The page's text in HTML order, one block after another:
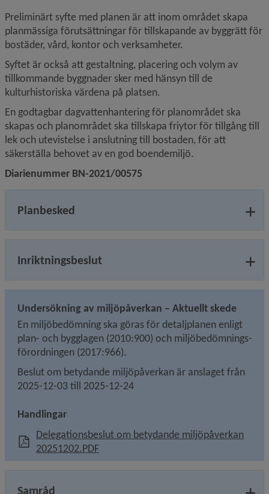
Preliminärt syfte med planen är att inom området skapa
planmässiga förutsättningar för tillskapande av byggrätt för
bostäder, vård, kontor och verksamheter.
Syftet är också att gestaltning, placering och volym av
tillkommande byggnader sker med hänsyn till de
kulturhistoriska värdena på platsen.
En godtagbar dagvattenhantering för planområdet ska
skapas och planområdet ska tillskapa friytor för tillgång till
lek och utevistelse i anslutning till bostaden, för att
säkerställa behovet av en god boendemiljö.
Diarienummer BN-2021/00575
Planbesked
Inriktningsbeslut
Undersökning av miljöpåverkan – Aktuellt skede
En miljöbedömning ska göras för detaljplanen enligt
plan- och bygglagen (2010:900) och miljö­bedömnings­
förordningen (2017:966).
Beslut om betydande miljöpåverkan är anslaget från
2025-12-03 till 2025-12-24
Handlingar
Delegationsbeslut om betydande miljöpåverkan
20251202.PDF, 734.9 kB, öppnas i nytt fönster.
Samråd